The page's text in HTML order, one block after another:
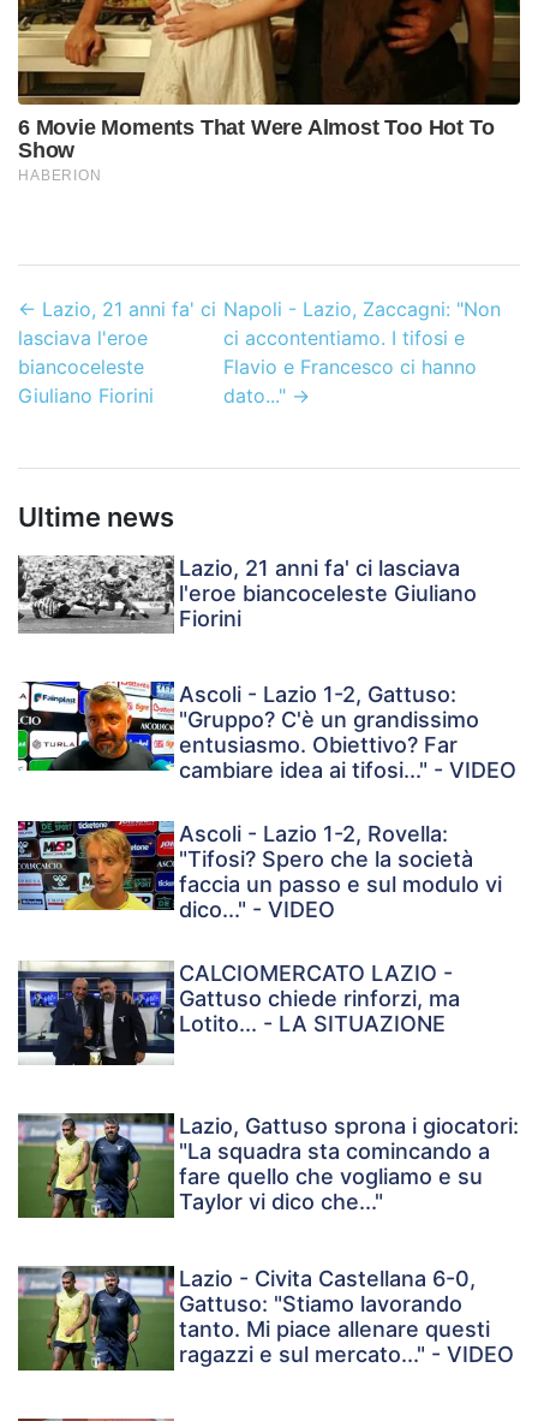
← Lazio, 21 anni fa' ci
lasciava l'eroe
biancoceleste
Giuliano Fiorini
Napoli - Lazio, Zaccagni: "Non
ci accontentiamo. I tifosi e
Flavio e Francesco ci hanno
dato..." →
Ultime news
Lazio, 21 anni fa' ci lasciava
l'eroe biancoceleste Giuliano
Fiorini
Ascoli - Lazio 1-2, Gattuso:
"Gruppo? C'è un grandissimo
entusiasmo. Obiettivo? Far
cambiare idea ai tifosi..." - VIDEO
Ascoli - Lazio 1-2, Rovella:
"Tifosi? Spero che la società
faccia un passo e sul modulo vi
dico..." - VIDEO
CALCIOMERCATO LAZIO -
Gattuso chiede rinforzi, ma
Lotito... - LA SITUAZIONE
Lazio, Gattuso sprona i giocatori:
"La squadra sta comincando a
fare quello che vogliamo e su
Taylor vi dico che..."
Lazio - Civita Castellana 6-0,
Gattuso: "Stiamo lavorando
tanto. Mi piace allenare questi
ragazzi e sul mercato..." - VIDEO